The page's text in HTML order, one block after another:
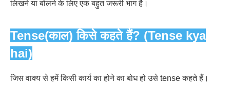
लिखने या बोलने के लिए एक बहुत जरूरी भाग है।
Tense(काल) किसे कहते हैं? (Tense kya
hai)
जिस वाक्य से हमें किसी कार्य का होने का बोध हो उसे tense कहते हैं।